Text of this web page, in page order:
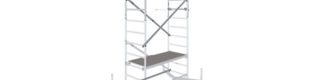
DODAJ U KOŠARICU